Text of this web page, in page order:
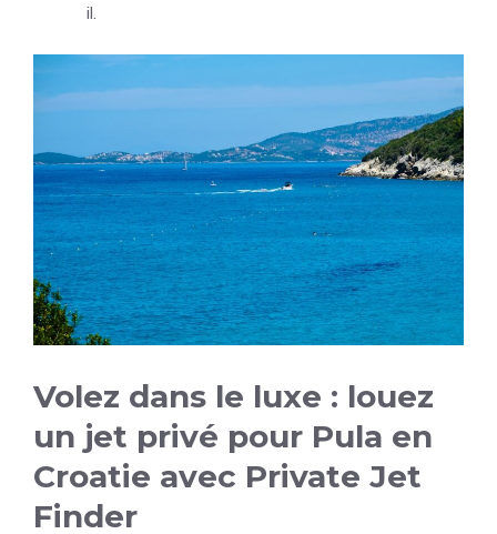
il.
Volez dans le luxe : louez
un jet privé pour Pula en
Croatie avec Private Jet
Finder